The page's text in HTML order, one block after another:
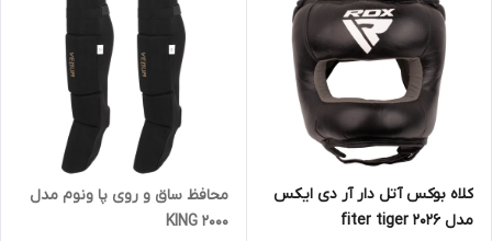
کلاه بوکس آتل دار آر دی ایکس
مدل fiter tiger 2026
محافظ ساق و روی پا ونوم مدل
KING 2000